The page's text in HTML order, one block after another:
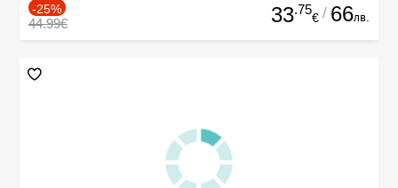
-25%
44.99€ 33.75
€ / 66лв.